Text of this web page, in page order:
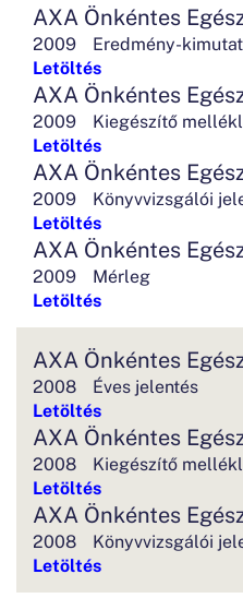
AXA Önkéntes
2009
Eredmény-
Letöltés
AXA Önkéntes
2009
Kiegészítő
Letöltés
AXA Önkéntes
2009
Könyvvizsgálói
Letöltés
AXA Önkéntes
2009
Mérleg
Letöltés
AXA Önkéntes
2008
Éves jelentés
Letöltés
AXA Önkéntes
2008
Kiegészítő
Letöltés
AXA Önkéntes
2008
Könyvvizsgálói
Letöltés